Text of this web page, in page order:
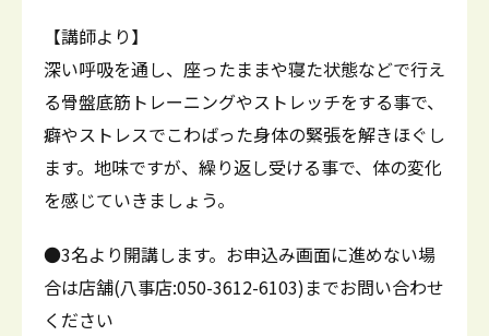
【講師より】
深い呼吸を通し、座ったままや寝た状態などで行え
る骨盤底筋トレーニングやストレッチをする事で、
癖やストレスでこわばった身体の緊張を解きほぐし
ます。地味ですが、繰り返し受ける事で、体の変化
を感じていきましょう。
●3名より開講します。お申込み画面に進めない場
合は店舗(八事店:050-3612-6103)までお問い合わせ
ください